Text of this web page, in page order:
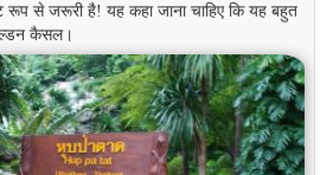
रूप से जरूरी है! यह कहा जाना चाहिए कि यह बहुत
कैसल।